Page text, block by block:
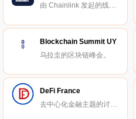
由 Chainlink 发起的线上峰会。
Blockchain Summit UY
乌拉圭的区块链峰会。
DeFi France
去中心化金融主题的讨论与交流小组。